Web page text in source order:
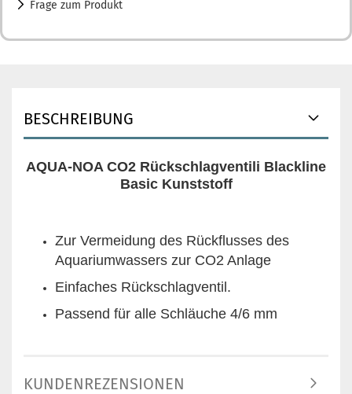
Frage zum Produkt
BESCHREIBUNG
AQUA-NOA CO2 Rückschlagventili Blackline
Basic Kunststoff
Zur Vermeidung des Rückflusses des
Aquariumwassers zur CO2 Anlage
Einfaches Rückschlagventil.
Passend für alle Schläuche 4/6 mm
KUNDENREZENSIONEN